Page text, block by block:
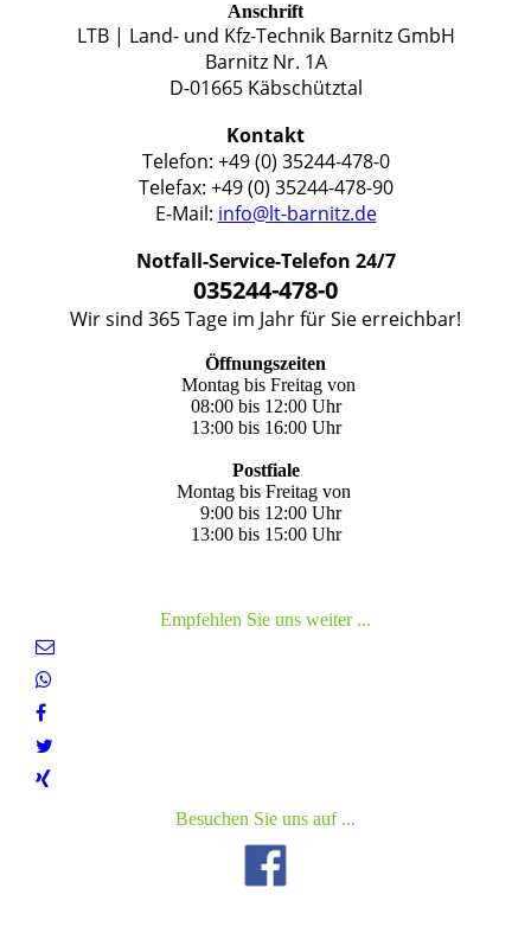
Anschrift
LTB | Land- und Kfz-Technik Barnitz GmbH
Barnitz Nr. 1A
D-01665 Käbschütztal
Kontakt
Telefon: +49 (0) 35244-478-0
Telefax: +49 (0) 35244-478-90
E-Mail: info@lt-barnitz.de
Notfall-Service-Telefon 24/7
035244-478-0
Wir sind 365 Tage im Jahr für Sie erreichbar!
Öffnungszeiten
Montag bis Freitag von
08:00 bis 12:00 Uhr
13:00 bis 16:00 Uhr
Postfiale
Montag bis Freitag von
9:00 bis 12:00 Uhr
13:00 bis 15:00 Uhr
Empfehlen Sie uns weiter ...
Besuchen Sie uns auf ...